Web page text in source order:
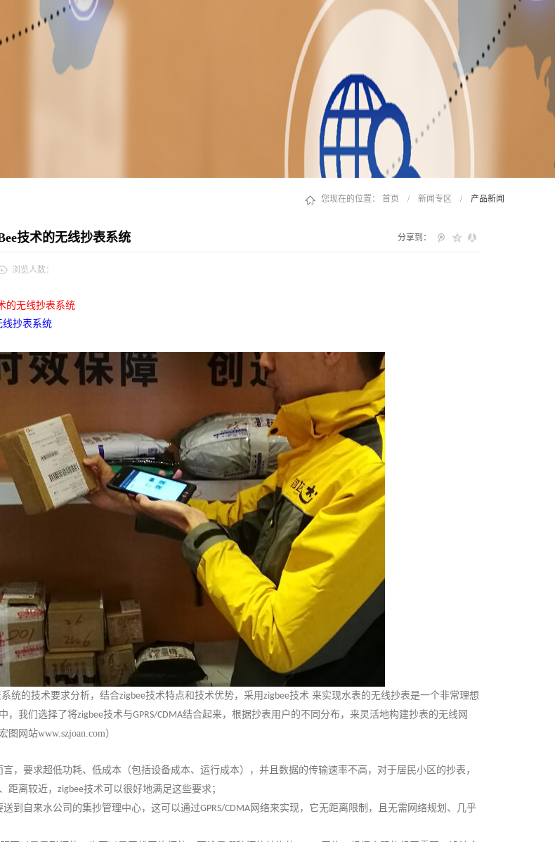
您现在的位置： 首页 / 新闻专区 / 产品新闻
技术的无线抄表系统 分享到：
浏览人数：
的无线抄表系统
线抄表系统
统的技术要求分析，结合zigbee技术特点和技术优势，采用zigbee技术 来实现水表的无线抄表是一个非常理想
，我们选择了将zigbee技术与GPRS/CDMA结合起来，根据抄表用户的不同分布，来灵活地构建抄表的无线网
图 网站www.szjoan.com）
，要求超低功耗、低成本（包括设备成本、运行成本），并且数据的传输速率不高，对于居民小区的抄表，
距离较近， zigbee技术可以很好地满足这些要求；
到自来水公司的集抄管理中心，这可以通过GPRS/CDMA网络来实现，它无距离限制，且无需网络规划、几乎